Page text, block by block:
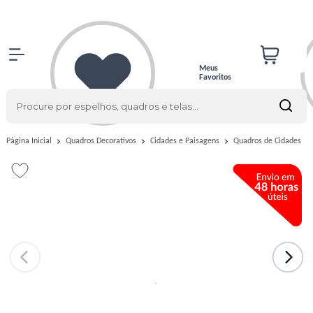
Meus
Favoritos
Página Inicial Quadros Decorativos Cidades e Paisagens Quadros de Cidades